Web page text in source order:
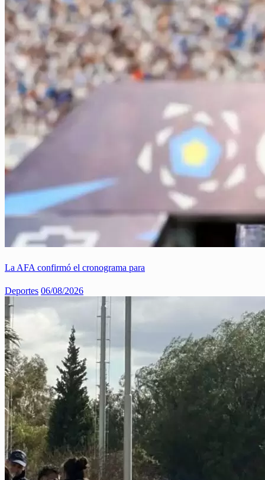
La AFA confirmó el cronograma para
Deportes 06/08/2026